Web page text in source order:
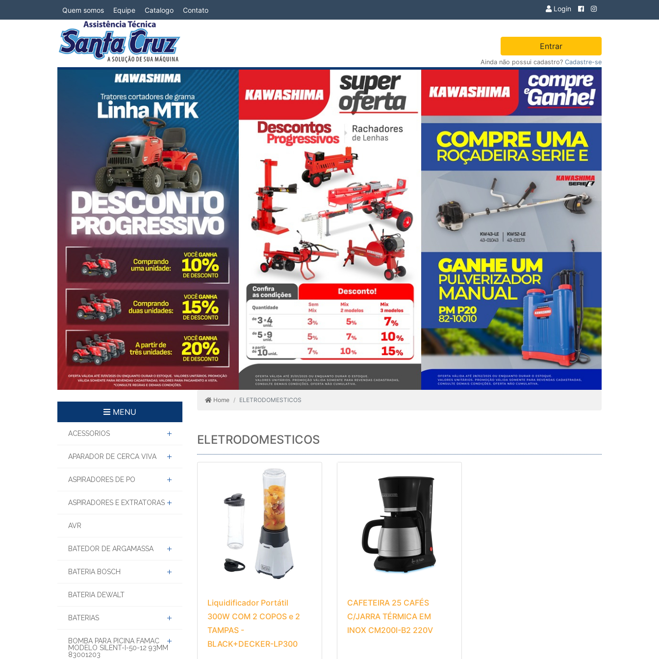
Quem somos Equipe Catalogo Contato Login
Entrar
Ainda não possui cadastro? Cadastre-se
MENU
ACESSORIOS
APARADOR DE CERCA VIVA
ASPIRADORES DE PO
ASPIRADORES E EXTRATORAS
AVR
BATEDOR DE ARGAMASSA
BATERIA BOSCH
BATERIA DEWALT
BATERIAS
BOMBA PARA PICINA FAMAC
MODELO SILENT-I-50-12 93MM
83001203
Home ELETRODOMESTICOS
ELETRODOMESTICOS
Liquidificador Portátil
300W COM 2 COPOS e 2
TAMPAS -
BLACK+DECKER-LP300
CAFETEIRA 25 CAFÉS
C/JARRA TÉRMICA EM
INOX CM200I-B2 220V